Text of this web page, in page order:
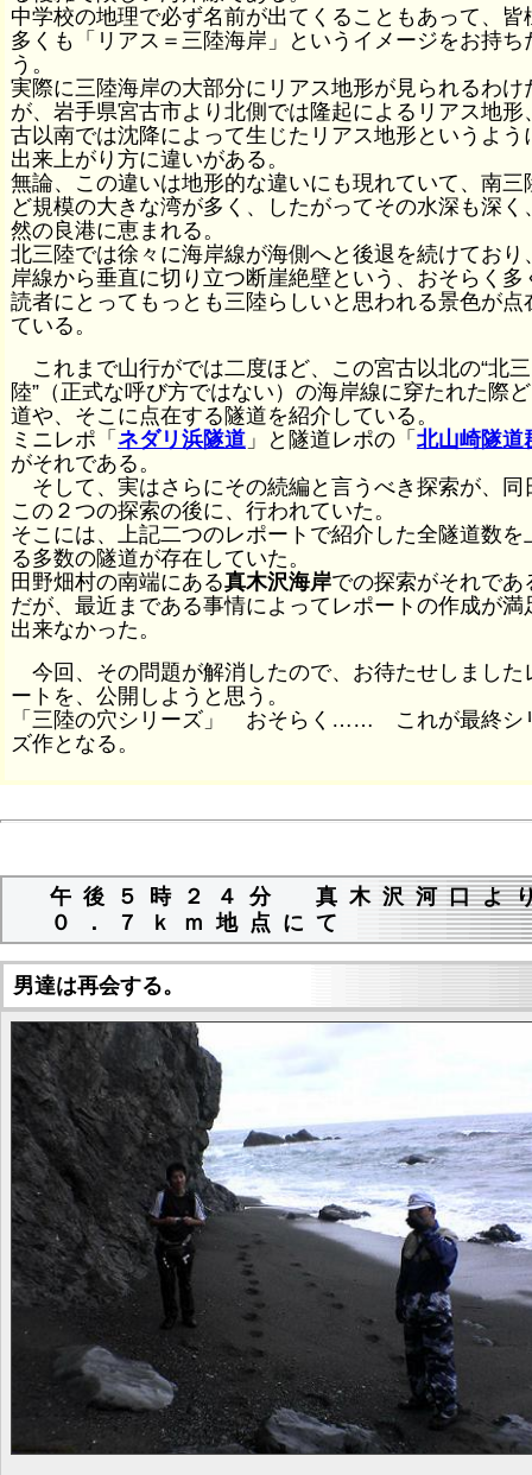
中学校の地理で必ず名前が出てくることもあって、皆
多くも「リアス＝三陸海岸」というイメージをお持ち
う。
実際に三陸海岸の大部分にリアス地形が見られるわけ
が、岩手県宮古市より北側では隆起によるリアス地形
古以南では沈降によって生じたリアス地形というよう
出来上がり方に違いがある。
無論、この違いは地形的な違いにも現れていて、南三
ど規模の大きな湾が多く、したがってその水深も深く
然の良港に恵まれる。
北三陸では徐々に海岸線が海側へと後退を続けており
岸線から垂直に切り立つ断崖絶壁という、おそらく多
読者にとってもっとも三陸らしいと思われる景色が点
ている。
これまで山行がでは二度ほど、この宮古以北の“北三
陸”（正式な呼び方ではない）の海岸線に穿たれた際
道や、そこに点在する隧道を紹介している。
ミニレポ「 ネダリ浜隧道 」と隧道レポの「 北山崎隧道
がそれである。
そして、実はさらにその続編と言うべき探索が、同
この２つの探索の後に、行われていた。
そこには、上記二つのレポートで紹介した全隧道数を
る多数の隧道が存在していた。
田野畑村の南端にある真木沢海岸での探索がそれであ
だが、最近まである事情によってレポートの作成が満
出来なかった。
今回、その問題が解消したので、お待たせしました
ートを、公開しようと思う。
「三陸の穴シリーズ」 おそらく…… これが最終シ
ズ作となる。
午後５時２４分 真木沢河口よ
０．７ｋｍ地点にて
男達は再会する。